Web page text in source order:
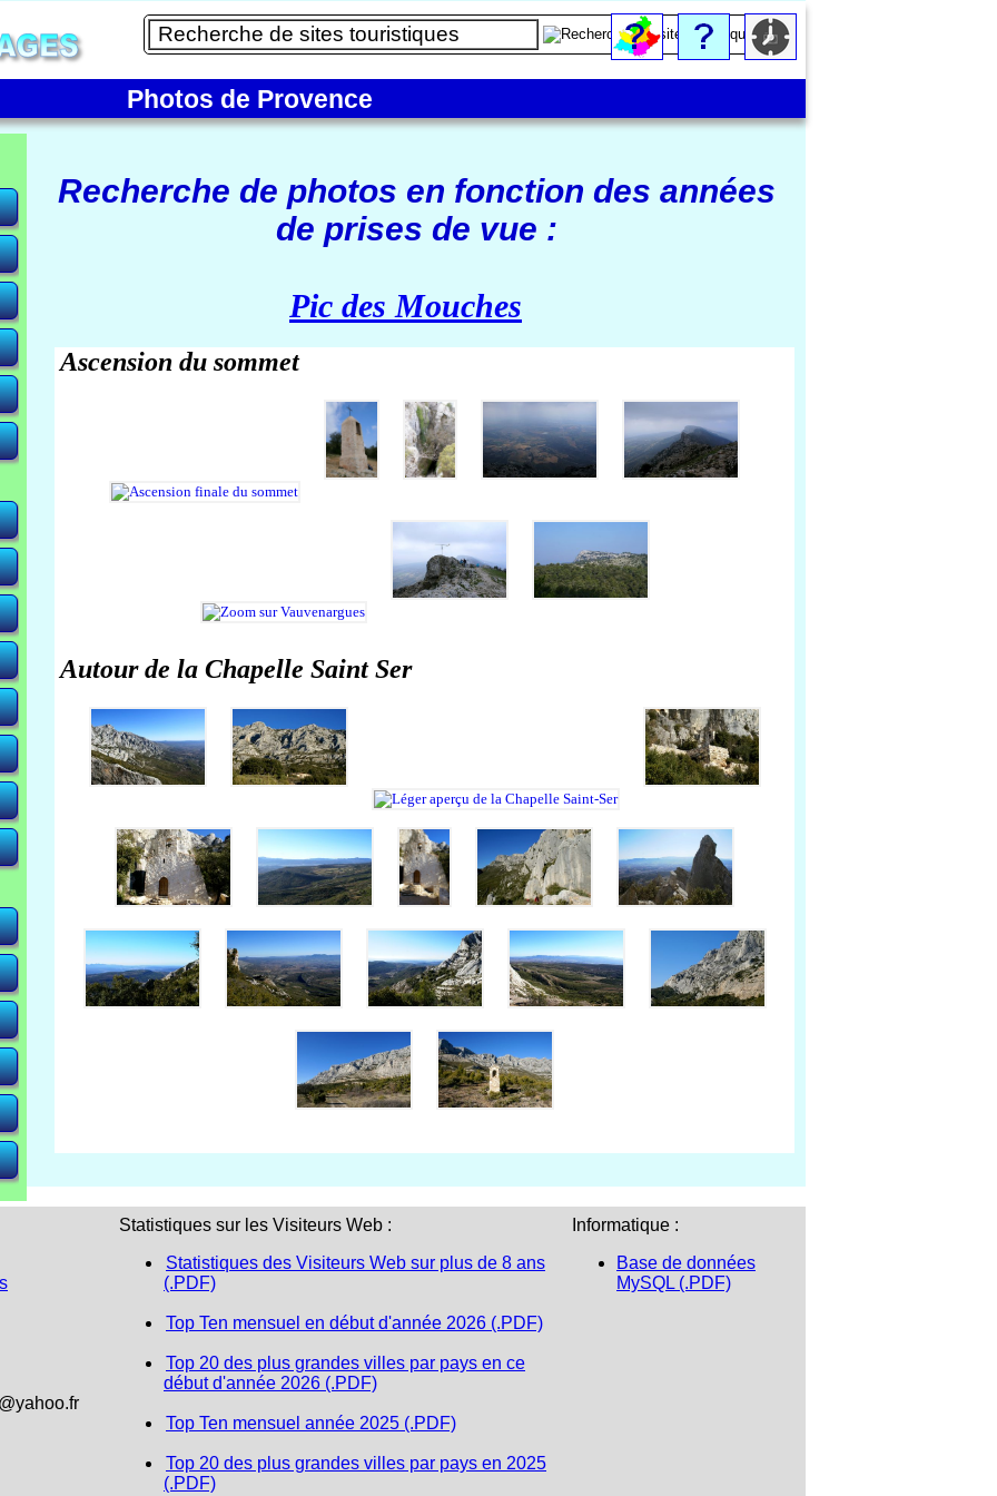
Photos de Provence
Recherche de photos en fonction des années
de prises de vue :
Pic des Mouches
Ascension du sommet
Autour de la Chapelle Saint Ser
Statistiques sur les Visiteurs Web :
Statistiques des Visiteurs Web sur plus de 8 ans
(.PDF)
Top Ten mensuel en début d'année 2026 (.PDF)
Top 20 des plus grandes villes par pays en ce
début d'année 2026 (.PDF)
Top Ten mensuel année 2025 (.PDF)
Top 20 des plus grandes villes par pays en 2025
(.PDF)
Informatique :
Base de données
MySQL (.PDF)